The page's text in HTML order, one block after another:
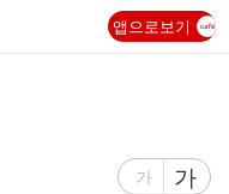
앱으로보기
글
가
글
가